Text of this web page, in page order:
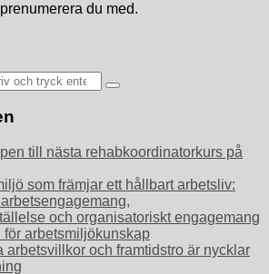
du med.
till nästa rehabkoordinatorkurs på
som främjar ett hållbart arbetsliv:
och organisatoriskt engagemang
för arbetsmiljökunskap
arbetsvillkor och framtidstro är nycklar